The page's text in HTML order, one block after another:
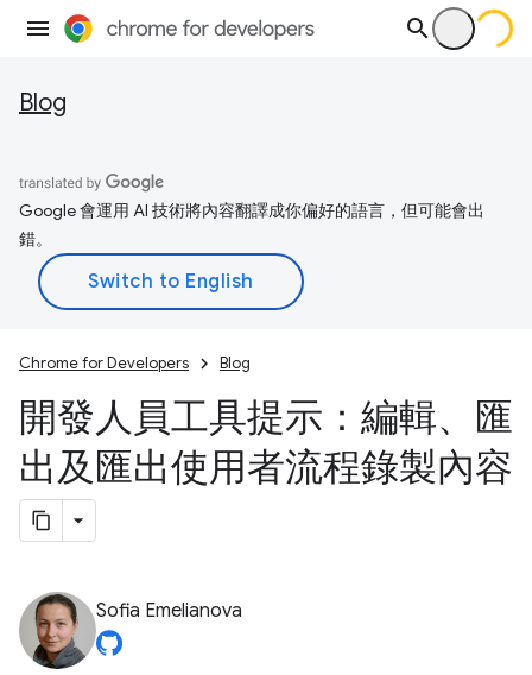
Blog
Google 會運用 AI 技術將內容翻譯成你偏好的語言，但可能會出
錯。
Chrome for Developers Blog
開發人員工具提示：編輯、匯
出及匯出使用者流程錄製內容
Sofia Emelianova